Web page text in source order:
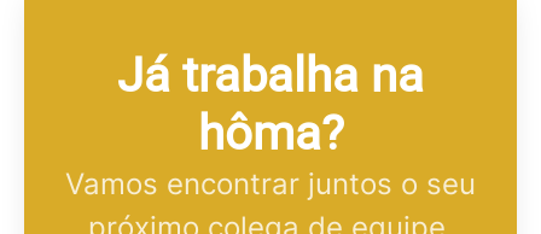
Já trabalha na
hôma?
Vamos encontrar juntos o seu